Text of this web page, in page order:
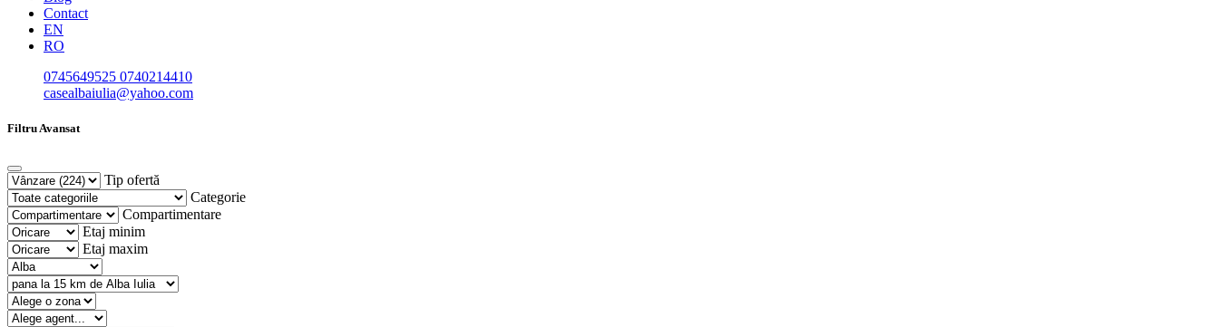
Contact
EN
RO
0745649525 0740214410
casealbaiulia@yahoo.com
Filtru Avansat
Tip ofertă
Categorie
Compartimentare
Etaj minim
Etaj maxim